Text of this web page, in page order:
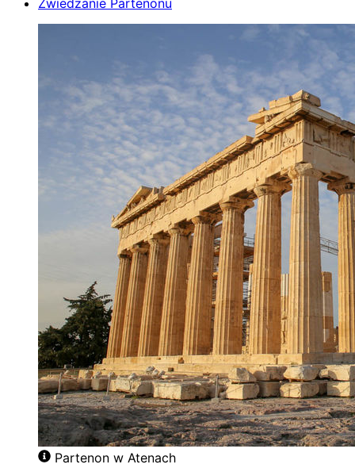
Zwiedzanie Partenonu
Partenon w Atenach